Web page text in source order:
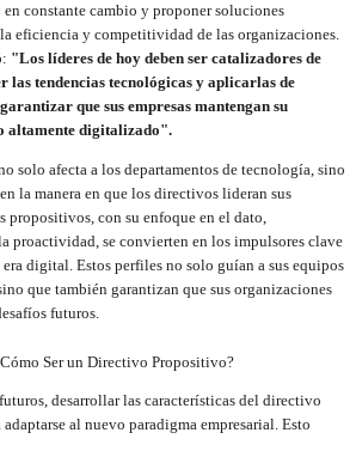
en constante cambio y proponer soluciones
eficiencia y competitividad de las organizaciones.
: "Los líderes de hoy deben ser catalizadores de
las tendencias tecnológicas y aplicarlas de
que sus empresas mantengan su
altamente digitalizado".
solo afecta a los departamentos de tecnología, sino
la manera en que los directivos lideran sus
propositivos, con su enfoque en el dato,
se convierten en los impulsores clave
digital. Estos perfiles no solo guían a sus equipos
que también garantizan que sus organizaciones
futuros.
Ser un Directivo Propositivo?
desarrollar las características del directivo
al nuevo paradigma empresarial. Esto